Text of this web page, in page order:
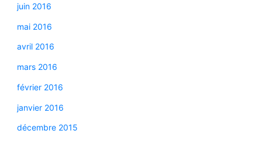
juin 2016
mai 2016
avril 2016
mars 2016
février 2016
janvier 2016
décembre 2015